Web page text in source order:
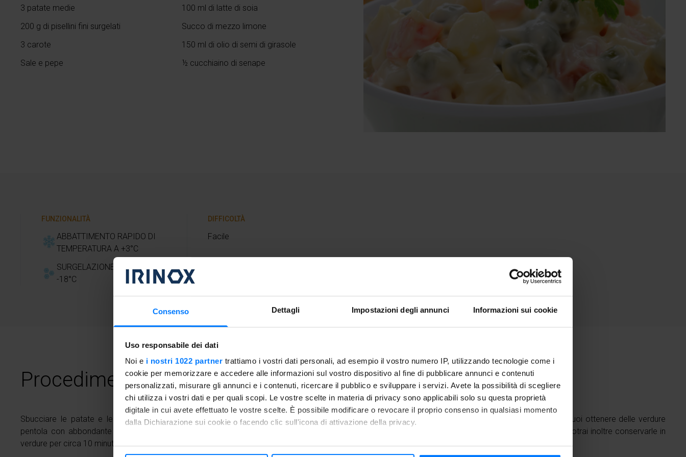
Consenso Dettagli Impostazioni degli annunci Informazioni sui cookie
Uso responsabile dei dati
Noi e i nostri 1022 partner trattiamo i vostri dati personali, ad esempio il vostro numero IP, utilizzando tecnologie come i
cookie per memorizzare e accedere alle informazioni sul vostro dispositivo al fine di pubblicare annunci e contenuti
personalizzati, misurare gli annunci e i contenuti, ricercare il pubblico e sviluppare i servizi. Avete la possibilità di scegliere
chi utilizza i vostri dati e per quali scopi. Le vostre scelte in materia di privacy sono applicabili solo su questa proprietà
digitale in cui avete effettuato le vostre scelte. È possibile modificare o revocare il proprio consenso in qualsiasi momento
dalla Dichiarazione sui cookie o facendo clic sull'icona di attivazione della privacy.
Con il tuo consenso, vorremmo anche:
3 patate medie
200 g di pisellini fini surgelati
3 carote
Sale e pepe
100 ml di latte di soia
Succo di mezzo limone
150 ml di olio di semi di girasole
½ cucchiaino di senape
FUNZIONALITÀ
ABBATTIMENTO RAPIDO DI
TEMPERATURA A +3°C
SURGELAZIONE RAPIDA A
-18°C
DIFFICOLTÀ
Facile
Procedimento
Sbucciare le patate e le carote, lavarle e tagliarle a dadini uguali. Riempire una
pentola con abbondante acqua, portarla ad ebollizione, salarla e lessarvi tutte le
verdure per circa 10 minuti.
Suggerimenti
Grazie alla funzione di
puoi ottenere delle verdure
croccanti, non stracotte, e brillanti, prive di ossidazione. Potrai inoltre conservarle in
frigorifero per una settimana come appena fatte.